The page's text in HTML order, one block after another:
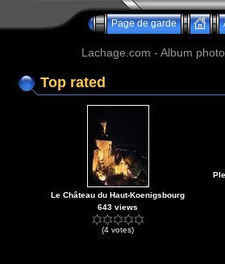
Page de garde
Lachage.com - Album
Top rated
Le Château du Haut-Koenigsbourg
643 views
(4 votes)